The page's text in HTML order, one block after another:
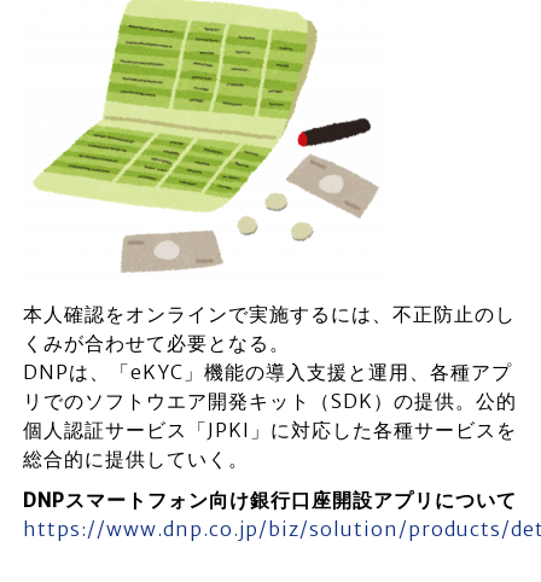
本人確認をオンラインで実施するには、不正防止のし
くみが合わせて必要となる。
DNPは、「eKYC」機能の導入支援と運用、各種アプ
リでのソフトウエア開発キット（SDK）の提供。公的
個人認証サービス「JPKI」に対応した各種サービスを
総合的に提供していく。
DNPスマートフォン向け銀行口座開設アプリについて
https://www.dnp.co.jp/biz/solution/products/